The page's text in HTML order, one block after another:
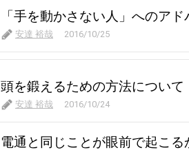
「手を動かさない人」へのア
安達 裕哉 2016/10/25
頭を鍛えるための方法について
安達 裕哉 2016/10/24
電通と同じことが眼前で起こる